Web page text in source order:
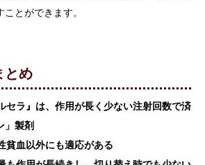
とができます。
とめ
セラ』は、作用が長く少ない注射回数で済
」製剤
貧血以外にも適応がある